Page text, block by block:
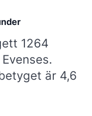
1264
är 4,6